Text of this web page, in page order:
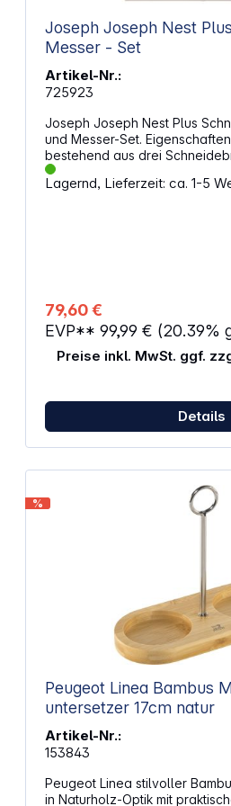
Joseph Joseph Nest Plus Schneidebrett +
Messer - Set
Artikel-Nr.:
725923
Joseph Joseph Nest Plus
und Messer-Set. Eigenschaften: Praktisches
bestehend aus drei
Messern Inklusive Ständer zur ordentlichen
Aufbewahrung Schneidebretter besitzen eine
spülmaschinenfest
Lagernd, Lieferzeit: ca. 1-5
79,60 €
EVP** 99,99 € (20.39%
Preise inkl. MwSt. ggf.
Details
%
Peugeot Linea Bambus
untersetzer 17cm natur
Artikel-Nr.:
153843
Peugeot Linea stilvoller
in Naturholz-Optik mit